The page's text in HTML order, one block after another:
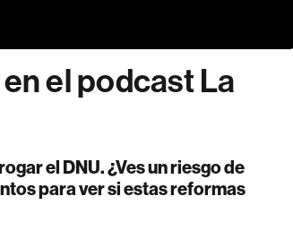
el podcast La
el DNU. ¿Ves un riesgo de
para ver si estas reformas